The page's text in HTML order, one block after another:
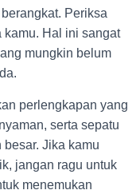
Periksa
kamu. Hal ini sangat
mungkin belum
perlengkapan yang
serta sepatu
Jika kamu
jangan ragu untuk
menemukan